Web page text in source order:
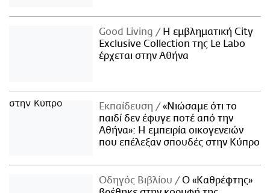
Good Living
Η εμβληματική City
Exclusive Collection της Le Labo
έρχεται στην Αθήνα
Εκπαίδευση
«Νιώσαμε ότι το
παιδί δεν έφυγε ποτέ από την
Αθήνα»: Η εμπειρία οικογενειών
που επέλεξαν σπουδές στην Κύπρο
Οδηγός Βιβλίου
Ο «Καθρέφτης»